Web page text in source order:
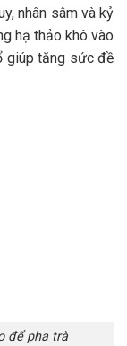
nhân sâm và kỷ
hạ thảo khô vào
giúp tăng sức đề
để pha trà